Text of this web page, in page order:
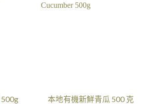
本地有機新鮮青瓜 500 克